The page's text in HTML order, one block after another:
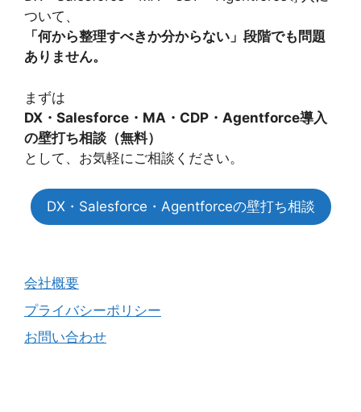
ついて、
「何から整理すべきか分からない」段階でも問題
ありません。
まずは
DX・Salesforce・MA・CDP・Agentforce導入
の壁打ち相談（無料）
として、お気軽にご相談ください。
DX・Salesforce・Agentforceの壁打ち相談
会社概要
プライバシーポリシー
お問い合わせ